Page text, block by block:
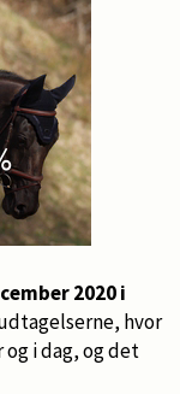
2020 i
hvor
i dag, og det